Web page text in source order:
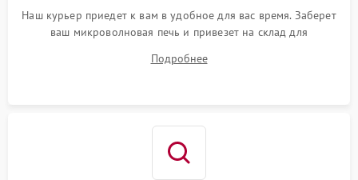
Наш курьер приедет к вам в удобное для вас время. Заберет
ваш микроволновая печь и привезет на склад для
Подробнее